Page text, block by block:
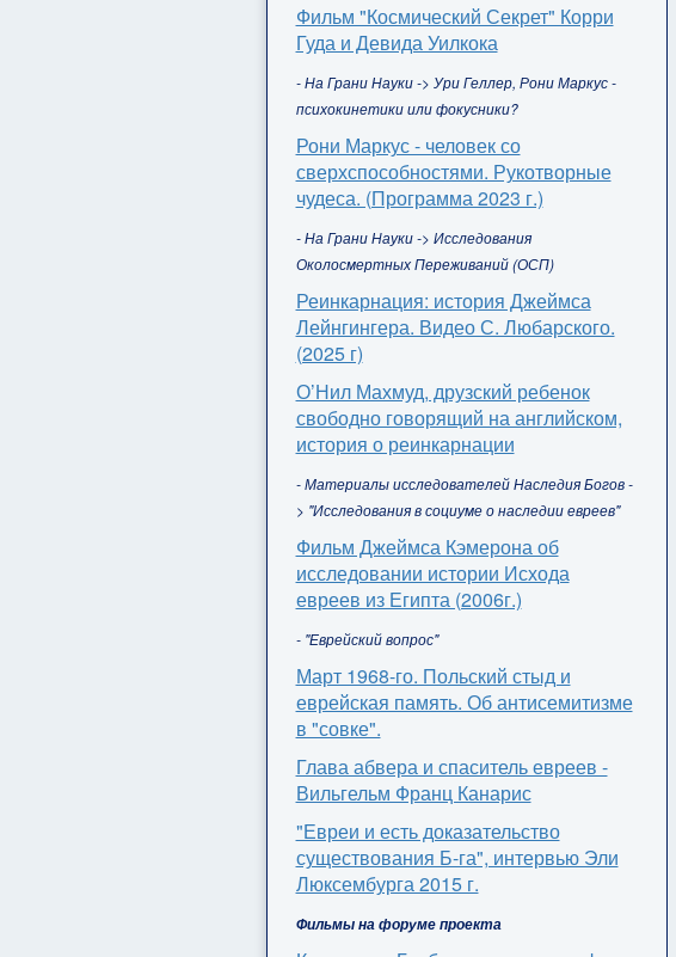
Фильм "Космический Секрет" Корри
Гуда и Девида Уилкока
- На Грани Науки -> Ури Геллер, Рони Маркус -
психокинетики или фокусники?
Рони Маркус - человек со
сверхспособностями. Рукотворные
чудеса. (Программа 2023 г.)
- На Грани Науки -> Исследования
Околосмертных Переживаний (ОСП)
Реинкарнация: история Джеймса
Лейнгингера. Видео С. Любарского.
(2025 г)
О’Нил Махмуд, друзский ребенок
свободно говорящий на английском,
история о реинкарнации
- Материалы исследователей Наследия Богов -
> "Исследования в социуме о наследии евреев"
Фильм Джеймса Кэмерона об
исследовании истории Исхода
евреев из Египта (2006г.)
- "Еврейский вопрос"
Март 1968-го. Польский стыд и
еврейская память. Об антисемитизме
в "совке".
Глава абвера и спаситель евреев -
Вильгельм Франц Канарис
"Евреи и есть доказательство
существования Б-га", интервью Эли
Люксембурга 2015 г.
Фильмы на форуме проекта